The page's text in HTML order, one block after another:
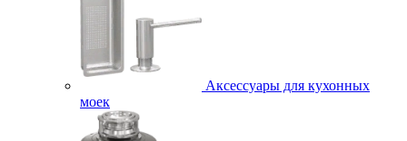
Аксессуары для кухонных
моек